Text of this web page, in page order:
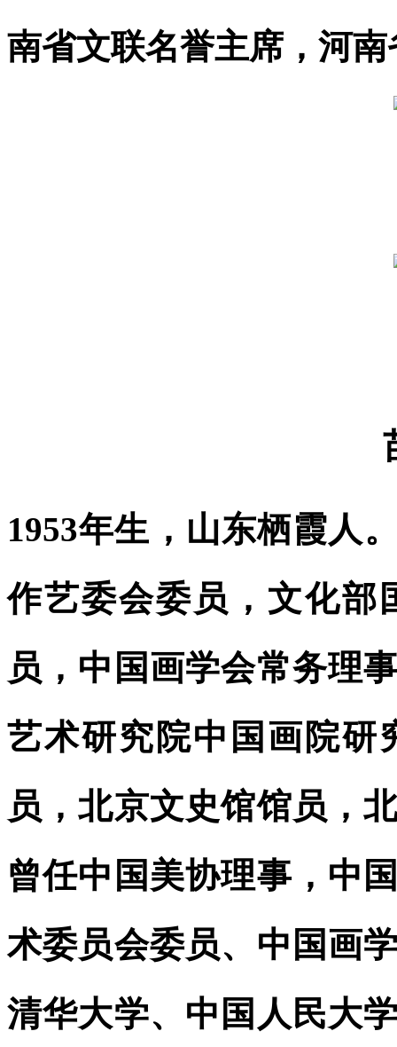
南省文联名誉主席，河
1953年生，山东栖霞人
作艺委会委员，文化部
员，中国画学会常务理
艺术研究院中国画院研
员，北京文史馆馆员，
曾任中国美协理事，中
术委员会委员、中国画
清华大学、中国人民大